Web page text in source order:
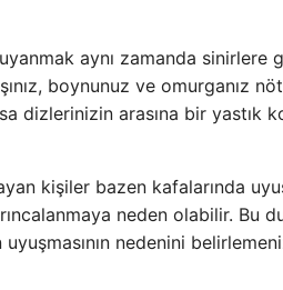
aynı zamanda sinirlere
boynunuz ve omurganız
dizlerinizin arasına bir yastık
kişiler bazen kafalarında
neden olabilir.
nedenini